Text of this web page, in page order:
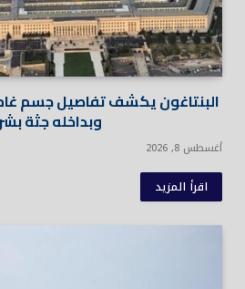
البنتاغون يكشف تفاصيل جسم
وبداخله جثة
أغسطس 8, 2026
اقرأ المزيد